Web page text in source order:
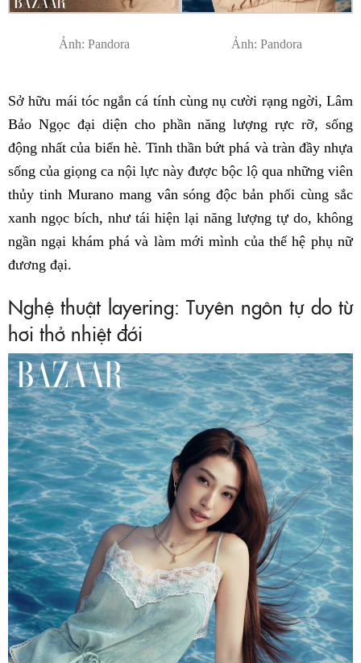
Ảnh: Pandora Ảnh: Pandora
Sở hữu mái tóc ngắn cá tính cùng nụ cười rạng ngời, Lâm
Bảo Ngọc đại diện cho phần năng lượng rực rỡ, sống
động nhất của biển hè. Tinh thần bứt phá và tràn đầy nhựa
sống của giọng ca nội lực này được bộc lộ qua những viên
thủy tinh Murano mang vân sóng độc bản phối cùng sắc
xanh ngọc bích, như tái hiện lại năng lượng tự do, không
ngần ngại khám phá và làm mới mình của thế hệ phụ nữ
đương đại.
Nghệ thuật layering: Tuyên ngôn tự do từ
hơi thở nhiệt đới